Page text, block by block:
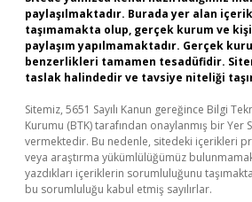
paylaşılmaktadır. Burada yer alan
taşımamakta olup, gerçek kurum ve
paylaşım yapılmamaktadır. Gerçek
benzerlikleri tamamen tesadüfidir.
taslak halindedir ve tavsiye niteliği
Sitemiz, 5651 Sayılı Kanun gereğince Bilgi
Kurumu (BTK) tarafından onaylanmış bir Yer
vermektedir. Bu nedenle, sitedeki içerikleri
veya araştırma yükümlülüğümüz
yazdıkları içeriklerin sorumluluğunu
bu sorumluluğu kabul etmiş sayılırlar.